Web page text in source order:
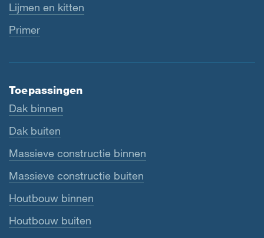
Lijmen en kitten
Primer
Toepassingen
Dak binnen
Dak buiten
Massieve constructie binnen
Massieve constructie buiten
Houtbouw binnen
Houtbouw buiten